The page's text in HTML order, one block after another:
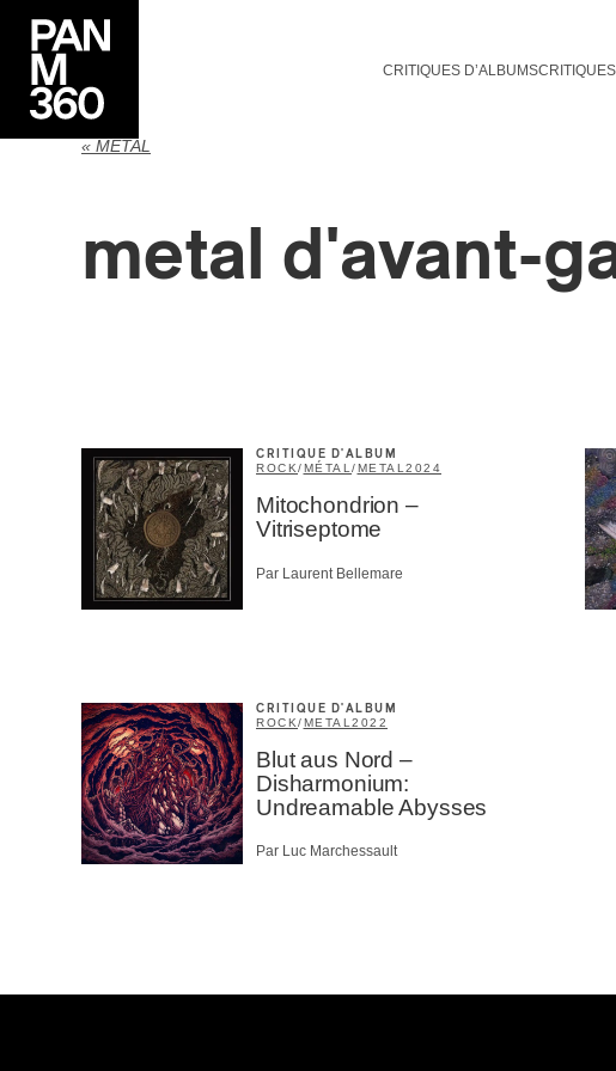
CRITIQUES D’ALBUMS
« METAL
metal d'avant-
CRITIQUE D'ALBUM
ROCK/MÉTAL/METAL2024
Mitochondrion –
Vitriseptome
Par Laurent Bellemare
CRITIQUE D'ALBUM
ROCK/METAL 2022
Blut aus Nord –
Disharmonium:
Undreamable Abysses
Par Luc Marchessault